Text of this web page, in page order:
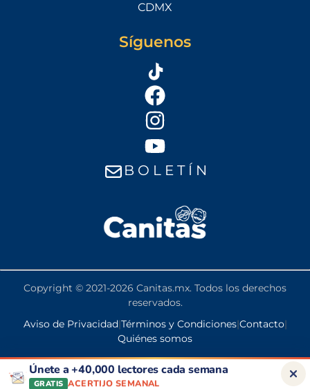
CDMX
Síguenos
B O L E T Í N
Copyright © 2021-2026 Canitas.mx. Todos los derechos
reservados.
Aviso de Privacidad|Términos y Condiciones|Contacto|
Quiénes somos
Únete a +40,000 lectores cada semana
GRATIS
DESCUENTOS
CONSEJOS DE SALUD
ACERTIJO SEMANAL
-->